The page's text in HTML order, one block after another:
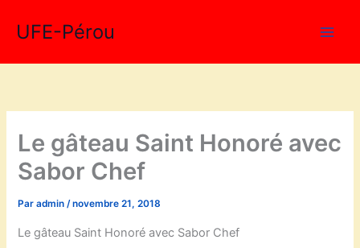
UFE-Pérou
Le gâteau Saint Honoré avec
Sabor Chef
Paradmin/novembre 21, 2018
Le gâteau Saint Honoré avec Sabor Chef